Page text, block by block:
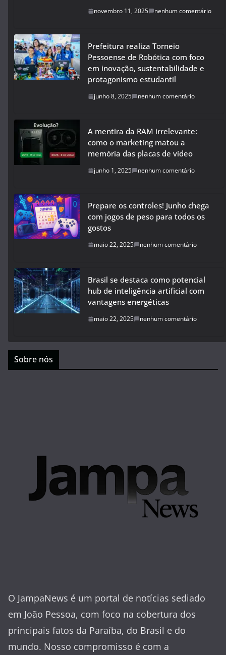
novembro 11, 2025 nenhum comentário
Prefeitura realiza Torneio
Pessoense de Robótica com foco
em inovação, sustentabilidade e
protagonismo estudantil
junho 8, 2025 nenhum comentário
A mentira da RAM irrelevante:
como o marketing matou a
memória das placas de vídeo
junho 1, 2025 nenhum comentário
Prepare os controles! Junho chega
com jogos de peso para todos os
gostos
maio 22, 2025 nenhum comentário
Brasil se destaca como potencial
hub de inteligência artificial com
vantagens energéticas
maio 22, 2025 nenhum comentário
Sobre nós
O JampaNews é um portal de notícias sediado
em João Pessoa, com foco na cobertura dos
principais fatos da Paraíba, do Brasil e do
mundo. Nosso compromisso é com a